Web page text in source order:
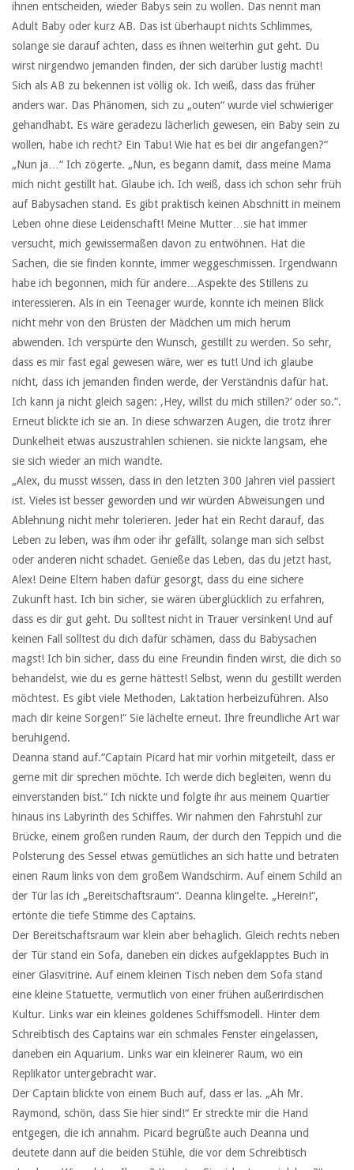
ihnen entscheiden, wieder Babys sein zu wollen. Das nennt man
Adult Baby oder kurz AB. Das ist überhaupt nichts Schlimmes,
solange sie darauf achten, dass es ihnen weiterhin gut geht. Du
wirst nirgendwo jemanden finden, der sich darüber lustig macht!
Sich als AB zu bekennen ist völlig ok. Ich weiß, dass das früher
anders war. Das Phänomen, sich zu „outen“ wurde viel schwieriger
gehandhabt. Es wäre geradezu lächerlich gewesen, ein Baby sein zu
wollen, habe ich recht? Ein Tabu! Wie hat es bei dir angefangen?“
„Nun ja…“ Ich zögerte. „Nun, es begann damit, dass meine Mama
mich nicht gestillt hat. Glaube ich. Ich weiß, dass ich schon sehr früh
auf Babysachen stand. Es gibt praktisch keinen Abschnitt in meinem
Leben ohne diese Leidenschaft! Meine Mutter…sie hat immer
versucht, mich gewissermaßen davon zu entwöhnen. Hat die
Sachen, die sie finden konnte, immer weggeschmissen. Irgendwann
habe ich begonnen, mich für andere…Aspekte des Stillens zu
interessieren. Als in ein Teenager wurde, konnte ich meinen Blick
nicht mehr von den Brüsten der Mädchen um mich herum
abwenden. Ich verspürte den Wunsch, gestillt zu werden. So sehr,
dass es mir fast egal gewesen wäre, wer es tut! Und ich glaube
nicht, dass ich jemanden finden werde, der Verständnis dafür hat.
Ich kann ja nicht gleich sagen: ‚Hey, willst du mich stillen?‘ oder so.“.
Erneut blickte ich sie an. In diese schwarzen Augen, die trotz ihrer
Dunkelheit etwas auszustrahlen schienen. sie nickte langsam, ehe
sie sich wieder an mich wandte.
„Alex, du musst wissen, dass in den letzten 300 Jahren viel passiert
ist. Vieles ist besser geworden und wir würden Abweisungen und
Ablehnung nicht mehr tolerieren. Jeder hat ein Recht darauf, das
Leben zu leben, was ihm oder ihr gefällt, solange man sich selbst
oder anderen nicht schadet. Genieße das Leben, das du jetzt hast,
Alex! Deine Eltern haben dafür gesorgt, dass du eine sichere
Zukunft hast. Ich bin sicher, sie wären überglücklich zu erfahren,
dass es dir gut geht. Du solltest nicht in Trauer versinken! Und auf
keinen Fall solltest du dich dafür schämen, dass du Babysachen
magst! Ich bin sicher, dass du eine Freundin finden wirst, die dich so
behandelst, wie du es gerne hättest! Selbst, wenn du gestillt werden
möchtest. Es gibt viele Methoden, Laktation herbeizuführen. Also
mach dir keine Sorgen!“ Sie lächelte erneut. Ihre freundliche Art war
beruhigend.
Deanna stand auf.“Captain Picard hat mir vorhin mitgeteilt, dass er
gerne mit dir sprechen möchte. Ich werde dich begleiten, wenn du
einverstanden bist.“ Ich nickte und folgte ihr aus meinem Quartier
hinaus ins Labyrinth des Schiffes. Wir nahmen den Fahrstuhl zur
Brücke, einem großen runden Raum, der durch den Teppich und die
Polsterung des Sessel etwas gemütliches an sich hatte und betraten
einen Raum links von dem großem Wandschirm. Auf einem Schild an
der Tür las ich „Bereitschaftsraum“. Deanna klingelte. „Herein!“,
ertönte die tiefe Stimme des Captains.
Der Bereitschaftsraum war klein aber behaglich. Gleich rechts neben
der Tür stand ein Sofa, daneben ein dickes aufgeklapptes Buch in
einer Glasvitrine. Auf einem kleinen Tisch neben dem Sofa stand
eine kleine Statuette, vermutlich von einer frühen außerirdischen
Kultur. Links war ein kleines goldenes Schiffsmodell. Hinter dem
Schreibtisch des Captains war ein schmales Fenster eingelassen,
daneben ein Aquarium. Links war ein kleinerer Raum, wo ein
Replikator untergebracht war.
Der Captain blickte von einem Buch auf, dass er las. „Ah Mr.
Raymond, schön, dass Sie hier sind!“ Er streckte mir die Hand
entgegen, die ich annahm. Picard begrüßte auch Deanna und
deutete dann auf die beiden Stühle, die vor dem Schreibtisch